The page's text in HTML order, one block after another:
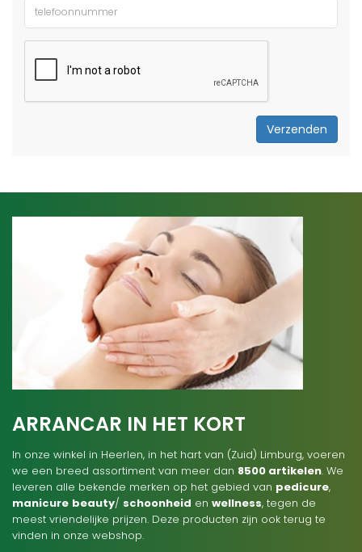
Verzenden
ARRANCAR IN HET KORT
In onze winkel in Heerlen, in het hart van (Zuid) Limburg, voeren
we een breed assortiment van meer dan 8500 artikelen. We
leveren alle bekende merken op het gebied van pedicure,
manicure beauty/ schoonheid en wellness, tegen de
meest vriendelijke prijzen. Deze producten zijn ook terug te
vinden in onze webshop.